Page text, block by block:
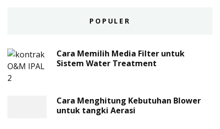
POPULER
Cara Memilih Media Filter untuk
Sistem Water Treatment
Cara Menghitung Kebutuhan Blower
untuk tangki Aerasi